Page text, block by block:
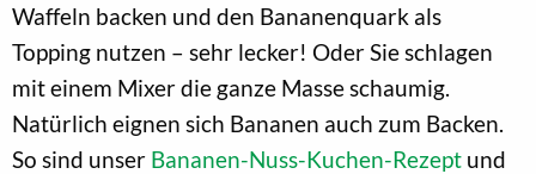
Waffeln backen und den Bananenquark als
Topping nutzen – sehr lecker! Oder Sie schlagen
mit einem Mixer die ganze Masse schaumig.
Natürlich eignen sich Bananen auch zum Backen.
So sind unser Bananen-Nuss-Kuchen-Rezept und